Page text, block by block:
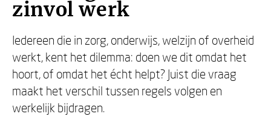
zinvol werk
Iedereen die in zorg, onderwijs, welzijn of overheid
werkt, kent het dilemma: doen we dit omdat het
hoort, of omdat het écht helpt? Juist die vraag
maakt het verschil tussen regels volgen en
werkelijk bijdragen.